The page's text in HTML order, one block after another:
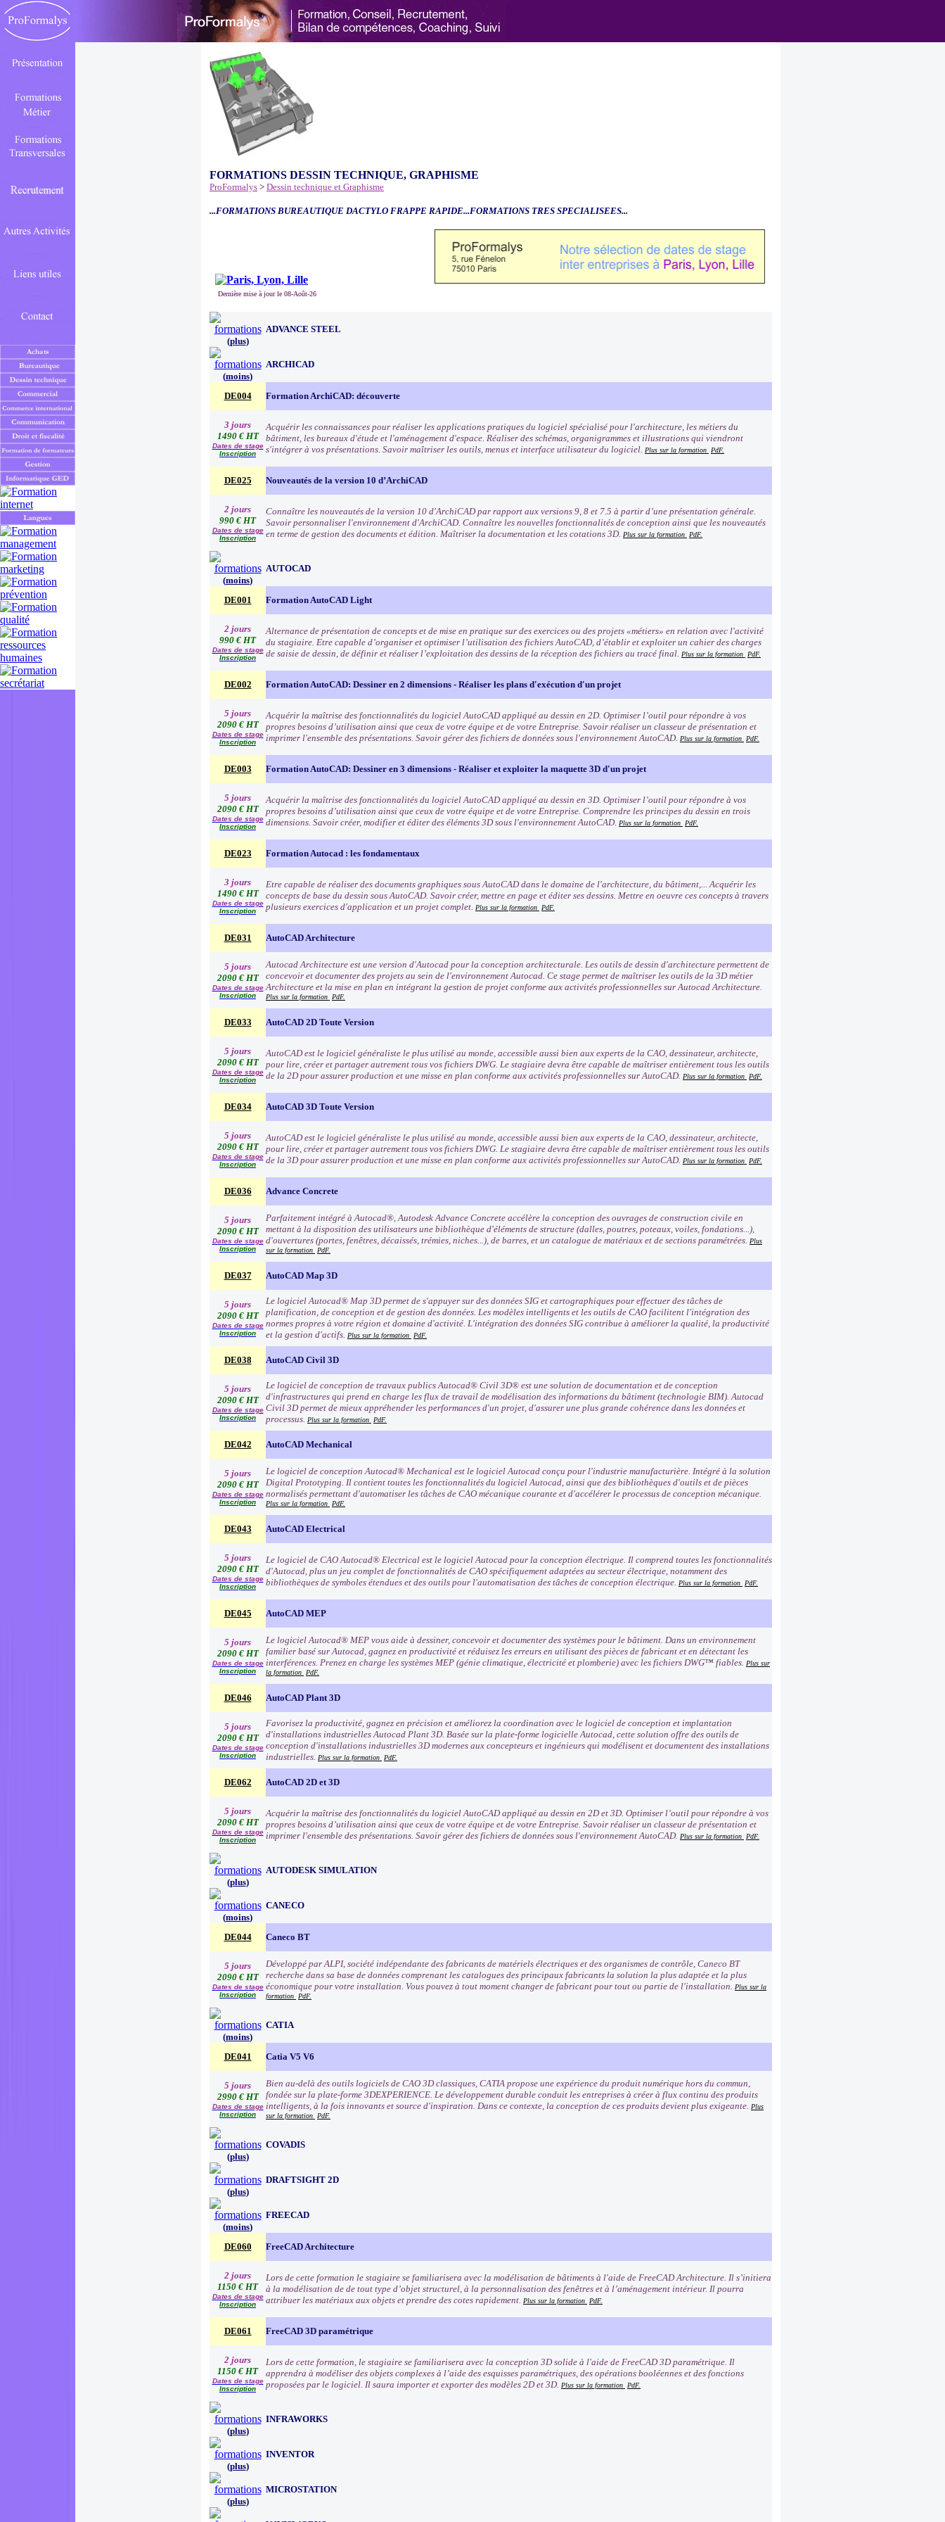
FORMATIONS DESSIN TECHNIQUE, GRAPHISME
ProFormalys > Dessin technique et Graphisme
...FORMATIONS BUREAUTIQUE DACTYLO FRAPPE RAPIDE...FORMATIONS TRES SPECIALISEES...
Dernière mise à jour le 08-Août-26
(plus)
ADVANCE STEEL
(moins)
ARCHICAD
DE004 Formation ArchiCAD: découverte
3 jours
1490 € HT
Dates de stage
Inscription
Acquérir les connaissances pour réaliser les applications pratiques du logiciel spécialisé pour l'architecture, les métiers du
bâtiment, les bureaux d'étude et l'aménagement d'espace. Réaliser des schémas, organigrammes et illustrations qui viendront
s'intégrer à vos présentations. Savoir maîtriser les outils, menus et interface utilisateur du logiciel. Plus sur la formation PdF.
DE025 Nouveautés de la version 10 d’ArchiCAD
2 jours
990 € HT
Dates de stage
Inscription
Connaître les nouveautés de la version 10 d'ArchiCAD par rapport aux versions 9, 8 et 7.5 à partir d’une présentation générale.
Savoir personnaliser l'environnement d'ArchiCAD. Connaître les nouvelles fonctionnalités de conception ainsi que les nouveautés
en terme de gestion des documents et édition. Maîtriser la documentation et les cotations 3D. Plus sur la formation PdF.
(moins)
AUTOCAD
DE001 Formation AutoCAD Light
2 jours
990 € HT
Dates de stage
Inscription
Alternance de présentation de concepts et de mise en pratique sur des exercices ou des projets «métiers» en relation avec l'activité
du stagiaire. Etre capable d’organiser et optimiser l’utilisation des fichiers AutoCAD, d’établir et exploiter un cahier des charges
de saisie de dessin, de définir et réaliser l’exploitation des dessins de la réception des fichiers au tracé final. Plus sur la formation PdF.
DE002 Formation AutoCAD: Dessiner en 2 dimensions - Réaliser les plans d'exécution d'un projet
5 jours
2090 € HT
Dates de stage
Inscription
Acquérir la maîtrise des fonctionnalités du logiciel AutoCAD appliqué au dessin en 2D. Optimiser l’outil pour répondre à vos
propres besoins d’utilisation ainsi que ceux de votre équipe et de votre Entreprise. Savoir réaliser un classeur de présentation et
imprimer l'ensemble des présentations. Savoir gérer des fichiers de données sous l'environnement AutoCAD. Plus sur la formation PdF.
DE003 Formation AutoCAD: Dessiner en 3 dimensions - Réaliser et exploiter la maquette 3D d'un projet
5 jours
2090 € HT
Dates de stage
Inscription
Acquérir la maîtrise des fonctionnalités du logiciel AutoCAD appliqué au dessin en 3D. Optimiser l’outil pour répondre à vos
propres besoins d’utilisation ainsi que ceux de votre équipe et de votre Entreprise. Comprendre les principes du dessin en trois
dimensions. Savoir créer, modifier et éditer des éléments 3D sous l'environnement AutoCAD. Plus sur la formation PdF.
DE023 Formation Autocad : les fondamentaux
3 jours
1490 € HT
Dates de stage
Inscription
Etre capable de réaliser des documents graphiques sous AutoCAD dans le domaine de l'architecture, du bâtiment,... Acquérir les
concepts de base du dessin sous AutoCAD. Savoir créer, mettre en page et éditer ses dessins. Mettre en oeuvre ces concepts à travers
plusieurs exercices d'application et un projet complet. Plus sur la formation PdF.
DE031 AutoCAD Architecture
5 jours
2090 € HT
Dates de stage
Inscription
Autocad Architecture est une version d'Autocad pour la conception architecturale. Les outils de dessin d'architecture permettent de
concevoir et documenter des projets au sein de l'environnement Autocad. Ce stage permet de maîtriser les outils de la 3D métier
Architecture et la mise en plan en intégrant la gestion de projet conforme aux activités professionnelles sur Autocad Architecture.
Plus sur la formation PdF.
DE033 AutoCAD 2D Toute Version
5 jours
2090 € HT
Dates de stage
Inscription
AutoCAD est le logiciel généraliste le plus utilisé au monde, accessible aussi bien aux experts de la CAO, dessinateur, architecte,
pour lire, créer et partager autrement tous vos fichiers DWG. Le stagiaire devra être capable de maîtriser entièrement tous les outils
de la 2D pour assurer production et une misse en plan conforme aux activités professionnelles sur AutoCAD. Plus sur la formation PdF.
DE034 AutoCAD 3D Toute Version
5 jours
2090 € HT
Dates de stage
Inscription
AutoCAD est le logiciel généraliste le plus utilisé au monde, accessible aussi bien aux experts de la CAO, dessinateur, architecte,
pour lire, créer et partager autrement tous vos fichiers DWG. Le stagiaire devra être capable de maîtriser entièrement tous les outils
de la 3D pour assurer production et une misse en plan conforme aux activités professionnelles sur AutoCAD. Plus sur la formation PdF.
DE036 Advance Concrete
5 jours
2090 € HT
Dates de stage
Inscription
Parfaitement intégré à Autocad®, Autodesk Advance Concrete accélère la conception des ouvrages de construction civile en
mettant à la disposition des utilisateurs une bibliothèque d'éléments de structure (dalles, poutres, poteaux, voiles, fondations...),
d'ouvertures (portes, fenêtres, décaissés, trémies, niches...), de barres, et un catalogue de matériaux et de sections paramétrées. Plus
sur la formation
PdF.
DE037 AutoCAD Map 3D
5 jours
2090 € HT
Dates de stage
Inscription
Le logiciel Autocad® Map 3D permet de s'appuyer sur des données SIG et cartographiques pour effectuer des tâches de
planification, de conception et de gestion des données. Les modèles intelligents et les outils de CAO facilitent l'intégration des
normes propres à votre région et domaine d'activité. L'intégration des données SIG contribue à améliorer la qualité, la productivité
et la gestion d'actifs. Plus sur la formation PdF.
DE038 AutoCAD Civil 3D
5 jours
2090 € HT
Dates de stage
Inscription
Le logiciel de conception de travaux publics Autocad® Civil 3D® est une solution de documentation et de conception
d'infrastructures qui prend en charge les flux de travail de modélisation des informations du bâtiment (technologie BIM). Autocad
Civil 3D permet de mieux appréhender les performances d'un projet, d'assurer une plus grande cohérence dans les données et
processus. Plus sur la formation PdF.
DE042 AutoCAD Mechanical
5 jours
2090 € HT
Dates de stage
Inscription
Le logiciel de conception Autocad® Mechanical est le logiciel Autocad conçu pour l'industrie manufacturière. Intégré à la solution
Digital Prototyping. Il contient toutes les fonctionnalités du logiciel Autocad, ainsi que des bibliothèques d'outils et de pièces
normalisés permettant d'automatiser les tâches de CAO mécanique courante et d'accélérer le processus de conception mécanique.
Plus sur la formation PdF.
DE043 AutoCAD Electrical
5 jours
2090 € HT
Dates de stage
Inscription
Le logiciel de CAO Autocad® Electrical est le logiciel Autocad pour la conception électrique. Il comprend toutes les fonctionnalités
d'Autocad, plus un jeu complet de fonctionnalités de CAO spécifiquement adaptées au secteur électrique, notamment des
bibliothèques de symboles étendues et des outils pour l'automatisation des tâches de conception électrique. Plus sur la formation PdF.
DE045 AutoCAD MEP
5 jours
2090 € HT
Dates de stage
Inscription
Le logiciel Autocad® MEP vous aide à dessiner, concevoir et documenter des systèmes pour le bâtiment. Dans un environnement
familier basé sur Autocad, gagnez en productivité et réduisez les erreurs en utilisant des pièces de fabricant et en détectant les
interférences. Prenez en charge les systèmes MEP (génie climatique, électricité et plomberie) avec les fichiers DWG™ fiables. Plus sur
la formation
PdF.
DE046 AutoCAD Plant 3D
5 jours
2090 € HT
Dates de stage
Inscription
Favorisez la productivité, gagnez en précision et améliorez la coordination avec le logiciel de conception et implantation
d'installations industrielles Autocad Plant 3D. Basée sur la plate-forme logicielle Autocad, cette solution offre des outils de
conception d'installations industrielles 3D modernes aux concepteurs et ingénieurs qui modélisent et documentent des installations
industrielles. Plus sur la formation PdF.
DE062 AutoCAD 2D et 3D
5 jours
2090 € HT
Dates de stage
Inscription
Acquérir la maîtrise des fonctionnalités du logiciel AutoCAD appliqué au dessin en 2D et 3D. Optimiser l’outil pour répondre à vos
propres besoins d’utilisation ainsi que ceux de votre équipe et de votre Entreprise. Savoir réaliser un classeur de présentation et
imprimer l'ensemble des présentations. Savoir gérer des fichiers de données sous l'environnement AutoCAD. Plus sur la formation PdF.
(plus)
AUTODESK SIMULATION
(moins)
CANECO
DE044 Caneco BT
5 jours
2090 € HT
Dates de stage
Inscription
Développé par ALPI, société indépendante des fabricants de matériels électriques et des organismes de contrôle, Caneco BT
recherche dans sa base de données comprenant les catalogues des principaux fabricants la solution la plus adaptée et la plus
économique pour votre installation. Vous pouvez à tout moment changer de fabricant pour tout ou partie de l'installation. Plus sur la
formation
PdF.
(moins)
CATIA
DE041 Catia V5 V6
5 jours
2990 € HT
Dates de stage
Inscription
Bien au-delà des outils logiciels de CAO 3D classiques, CATIA propose une expérience du produit numérique hors du commun,
fondée sur la plate-forme 3DEXPERIENCE. Le développement durable conduit les entreprises à créer à flux continu des produits
intelligents, à la fois innovants et source d'inspiration. Dans ce contexte, la conception de ces produits devient plus exigeante. Plus
sur la formation
PdF.
(plus)
COVADIS
(plus)
DRAFTSIGHT 2D
(moins)
FREECAD
DE060 FreeCAD Architecture
2 jours
1150 € HT
Dates de stage
Inscription
Lors de cette formation le stagiaire se familiarisera avec la modélisation de bâtiments à l'aide de FreeCAD Architecture. Il s’initiera
à la modélisation de de tout type d’objet structurel, à la personnalisation des fenêtres et à l’aménagement intérieur. Il pourra
attribuer les matériaux aux objets et prendre des cotes rapidement. Plus sur la formation PdF.
DE061 FreeCAD 3D paramétrique
2 jours
1150 € HT
Dates de stage
Inscription
Lors de cette formation, le stagiaire se familiarisera avec la conception 3D solide à l'aide de FreeCAD 3D paramétrique. Il
apprendra à modéliser des objets complexes à l’aide des esquisses paramétriques, des opérations booléennes et des fonctions
proposées par le logiciel. Il saura importer et exporter des modèles 2D et 3D. Plus sur la formation PdF.
(plus)
INFRAWORKS
(plus)
INVENTOR
(plus)
MICROSTATION